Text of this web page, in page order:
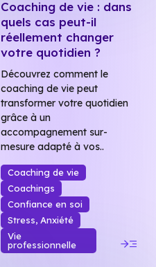
Coaching de vie : dans
quels cas peut-il
réellement changer
votre quotidien ?
Découvrez comment le
coaching de vie peut
transformer votre quotidien
grâce à un
accompagnement sur-
mesure adapté à vos..
Coaching de vie
Coachings
Confiance en soi
Stress, Anxiété
Vie
professionnelle
read_more